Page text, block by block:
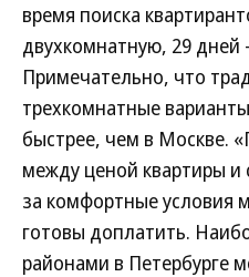
время поиска
двухкомнатную, 29
Примечательно, что
трехкомнатные
быстрее, чем в Москве.
между ценой квартиры
за комфортные условия
готовы доплатить.
районами в Петербурге